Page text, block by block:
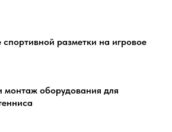
разметки на игровое
монтаж оборудования для